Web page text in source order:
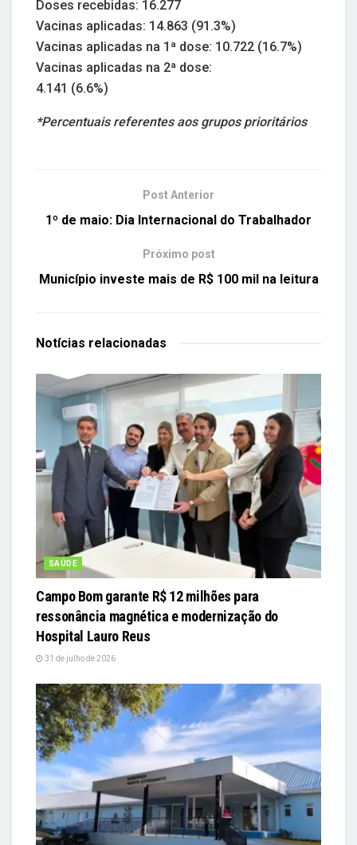
Doses recebidas: 16.277
Vacinas aplicadas: 14.863 (91.3%)
Vacinas aplicadas na 1ª dose: 10.722 (16.7%)
Vacinas aplicadas na 2ª dose:
4.141 (6.6%)
*Percentuais referentes aos grupos prioritários
Post Anterior
1º de maio: Dia Internacional do Trabalhador
Próximo post
Município investe mais de R$ 100 mil na leitura
Notícias relacionadas
SAÚDE
Campo Bom garante R$ 12 milhões para
ressonância magnética e modernização do
Hospital Lauro Reus
31 de julho de 2026